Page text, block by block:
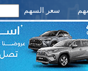
سعر السهم